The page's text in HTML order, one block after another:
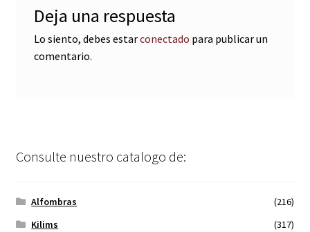
Deja una respuesta
Lo siento, debes estarconectado para publicar un
comentario.
Consulte nuestro catalogo de:
Alfombras
(216)
Kilims
(317)